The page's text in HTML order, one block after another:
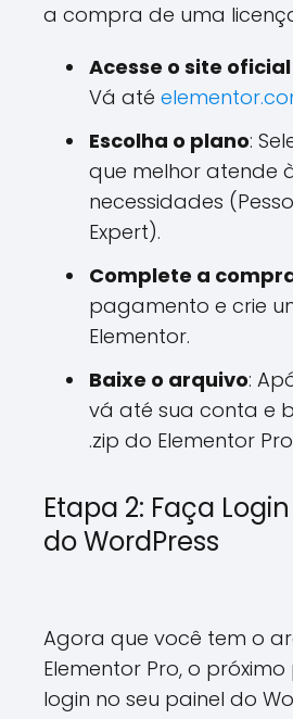
a compra de uma
Acesse o site
Vá até
Escolha o plano:
que melhor atende
necessidades
Expert).
Complete a
pagamento e crie
Elementor.
Baixe o arquivo:
vá até sua conta e
.zip do Elementor
Etapa 2: Faça
do WordPress
Agora que você tem o
Elementor Pro, o
login no seu painel do